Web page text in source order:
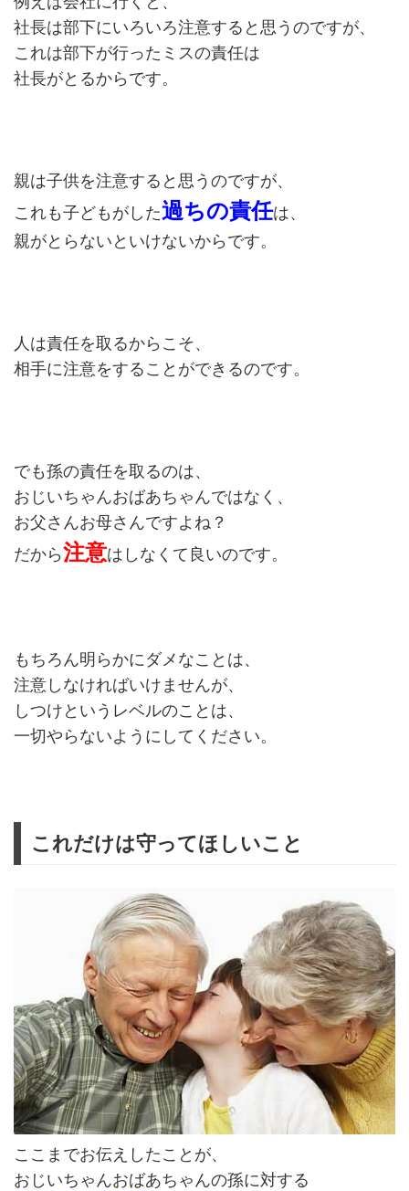
社長は部下にいろいろ注意すると思うのですが、
これは部下が行ったミスの責任は
社長がとるからです。
親は子供を注意すると思うのですが、
これも子どもがした過ちの責任は、
親がとらないといけないからです。
人は責任を取るからこそ、
相手に注意をすることができるのです。
でも孫の責任を取るのは、
おじいちゃんおばあちゃんではなく、
お父さんお母さんですよね？
だから注意はしなくて良いのです。
もちろん明らかにダメなことは、
注意しなければいけませんが、
しつけというレベルのことは、
一切やらないようにしてください。
これだけは守ってほしいこと
ここまでお伝えしたことが、
おじいちゃんおばあちゃんの孫に対する